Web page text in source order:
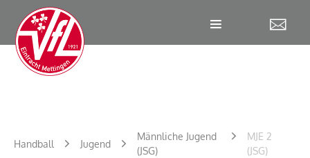
Handball Jugend
Männliche Jugend
(JSG)
MJE 2
(JSG)